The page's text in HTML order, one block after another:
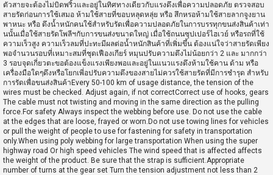
ตัวสายจะต้องไม่บิดพริ้วและอยู่ในทิศทางเดียวกับแรงดึงเพื่อความปลอดภัย ตรวจสอบ
สายรัดก่อนการใช้เสมอ ห้ามใช้สายที่ขอบหลุดหลุ่ย หรือ สึกหรอห้ามใช้สายลากจูงยาน
พาหนะ หรือ ดึงน้ำหนักคนใช้สำหรับรัดเพื่อความปลอดภัยในการบรรทุกขนส่งสินค้าเท่า
นนั้นเมื่อใช้สายรัดโพลีฯกับการขนส่งขนาดใหญ่ เมื่อใช้ถนนซุปเปอร์ไฮเวย์ หรือรถที่ใช้
ความเร็วสูง ความเร็วลมที่ปะทะมีผลต่อน้ำหนักสินค้าที่เพิ่มขึ้น ต้องแน่ใจว่าสายรัดเพียง
พอจำนวนรอบที่เหมาะสมที่ชุดเฟืองเกียร์ หมุนปรับความตึงไม่น้อยกว่า 2 และ มากกว่า
3 รอบจุดเกี่ยวตะขอต้องแข็งแรงเพียงพอและอยู่ในแนวแรงดึงห้ามใช้คาน ด้าม หรือ
เครื่องมือใดๆดึงหรือโยกเพี่อปรับความตึงของสายไม่ควรใช้สายรัดที่มีการชำรุด สำหรับ
การรัดเพื่อขนส่งสินค้าEvery 50-100 km of usage distance, the tension of the
wires must be checked. Adjust again, if not correctCorrect use of hooks, gears
The cable must not twisting and moving in the same direction as the pulling
force.For safety Always inspect the webbing before use. Do not use the cable
at the edges that are loose, frayed or worn.Do not use towing lines for vehicles
or pull the weight of people to use for fastening for safety in transportation
only.When using poly webbing for large transportation When using the super
highway road Or high speed vehicles The wind speed that is affected affects
the weight of the product. Be sure that the strap is sufficient.Appropriate
number of turns at the gear set Turn the tension adjustment not less than 2